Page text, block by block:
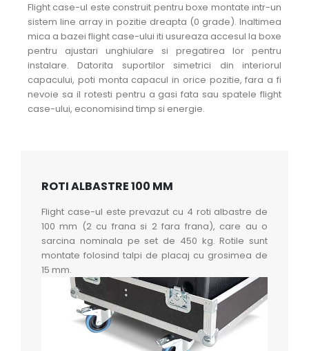
Flight case-ul este construit pentru boxe montate intr-un
sistem line array in pozitie dreapta (0 grade). Inaltimea
mica a bazei flight case-ului iti usureaza accesul la boxe
pentru ajustari unghiulare si pregatirea lor pentru
instalare. Datorita suportilor simetrici din interiorul
capacului, poti monta capacul in orice pozitie, fara a fi
nevoie sa il rotesti pentru a gasi fata sau spatele flight
case-ului, economisind timp si energie.
ROTI ALBASTRE 100 MM
Flight case-ul este prevazut cu 4 roti albastre de
100 mm (2 cu frana si 2 fara frana), care au o
sarcina nominala pe set de 450 kg. Rotile sunt
montate folosind talpi de placaj cu grosimea de
15 mm.